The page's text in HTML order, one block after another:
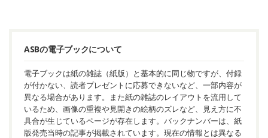
ASBの電子ブックについて
電子ブックは紙の雑誌（紙版）と基本的に同じ物ですが、付録
が付かない、読者プレゼントに応募できないなど、一部内容が
異なる場合があります。また紙の雑誌のレイアウトを流用して
いるため、画像の重複や見開きの絵柄のズレなど、見え方に不
具合が生じているページが存在します。バックナンバーは、紙
版発売当時の記事が掲載されています。現在の情報とは異なる